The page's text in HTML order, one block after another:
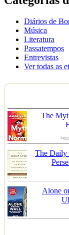
Diários de
Música
Literatura
Passatempos
Entrevistas
Ver todas as
The
The Daily
Alone